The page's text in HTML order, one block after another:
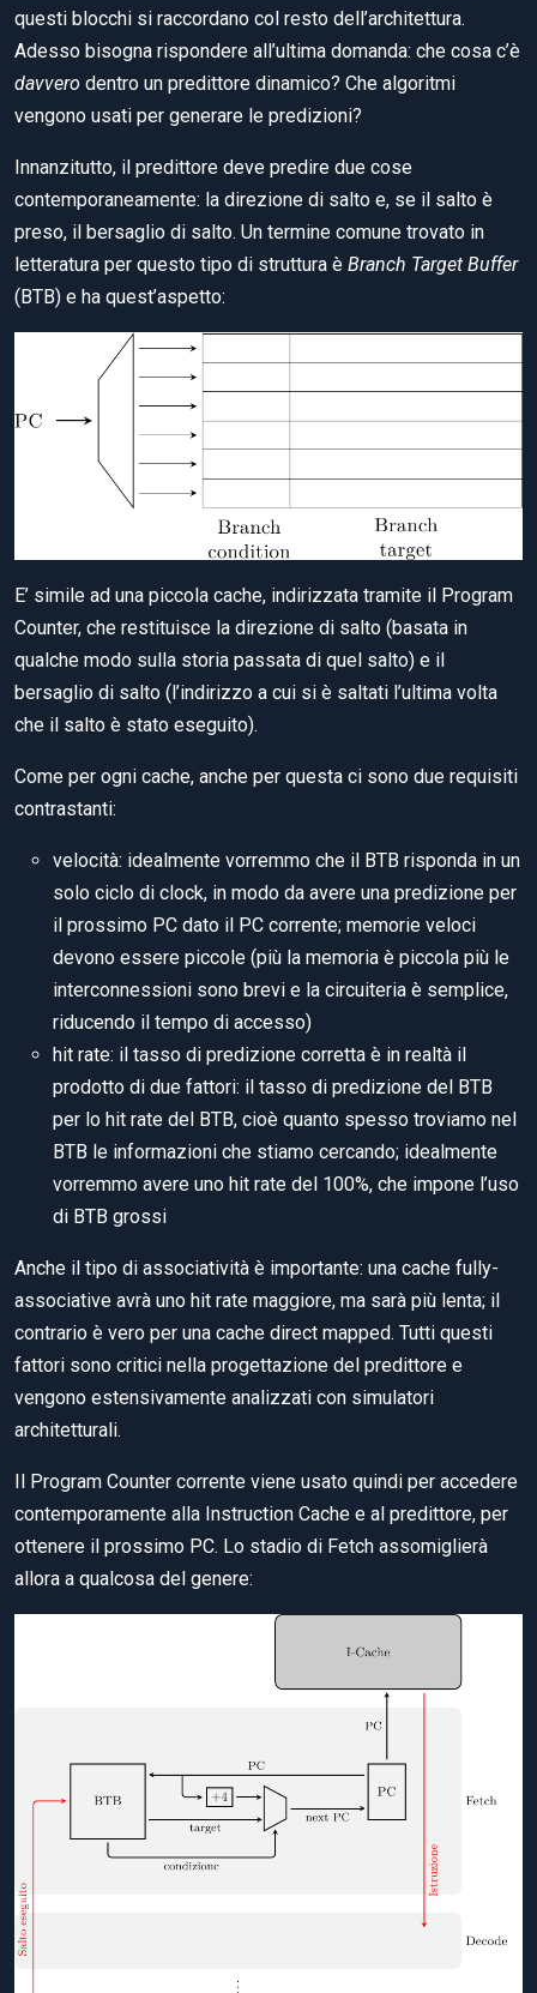
questi blocchi si raccordano col resto dell’architettura.
Adesso bisogna rispondere all’ultima domanda: che cosa c’è
davvero dentro un predittore dinamico? Che algoritmi
vengono usati per generare le predizioni?
Innanzitutto, il predittore deve predire due cose
contemporaneamente: la direzione di salto e, se il salto è
preso, il bersaglio di salto. Un termine comune trovato in
letteratura per questo tipo di struttura è Branch Target Buffer
(BTB) e ha quest’aspetto:
E’ simile ad una piccola cache, indirizzata tramite il Program
Counter, che restituisce la direzione di salto (basata in
qualche modo sulla storia passata di quel salto) e il
bersaglio di salto (l’indirizzo a cui si è saltati l’ultima volta
che il salto è stato eseguito).
Come per ogni cache, anche per questa ci sono due requisiti
contrastanti:
velocità: idealmente vorremmo che il BTB risponda in un
solo ciclo di clock, in modo da avere una predizione per
il prossimo PC dato il PC corrente; memorie veloci
devono essere piccole (più la memoria è piccola più le
interconnessioni sono brevi e la circuiteria è semplice,
riducendo il tempo di accesso)
hit rate: il tasso di predizione corretta è in realtà il
prodotto di due fattori: il tasso di predizione del BTB
per lo hit rate del BTB, cioè quanto spesso troviamo nel
BTB le informazioni che stiamo cercando; idealmente
vorremmo avere uno hit rate del 100%, che impone l’uso
di BTB grossi
Anche il tipo di associatività è importante: una cache fully-
associative avrà uno hit rate maggiore, ma sarà più lenta; il
contrario è vero per una cache direct mapped. Tutti questi
fattori sono critici nella progettazione del predittore e
vengono estensivamente analizzati con simulatori
architetturali.
Il Program Counter corrente viene usato quindi per accedere
contemporamente alla Instruction Cache e al predittore, per
ottenere il prossimo PC. Lo stadio di Fetch assomiglierà
allora a qualcosa del genere: